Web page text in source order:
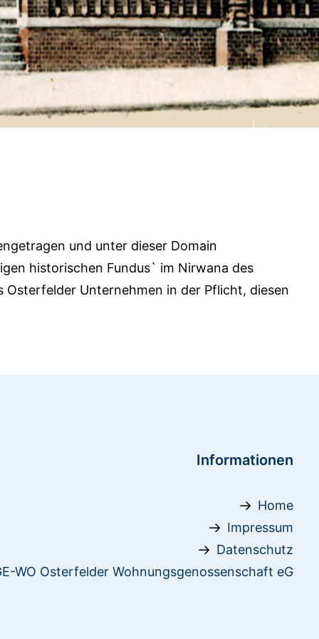
und unter dieser Domain
historischen Fundus` im Nirwana des
Unternehmen in der Pflicht, diesen
Informationen
Home
Impressum
Datenschutz
WO Osterfelder Wohnungsgenossenschaft eG